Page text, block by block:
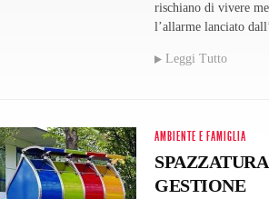
rischiano di vivere
l’allarme lanciato
Leggi Tutto
AMBIENTE E FAMIGLIA
GESTIONE